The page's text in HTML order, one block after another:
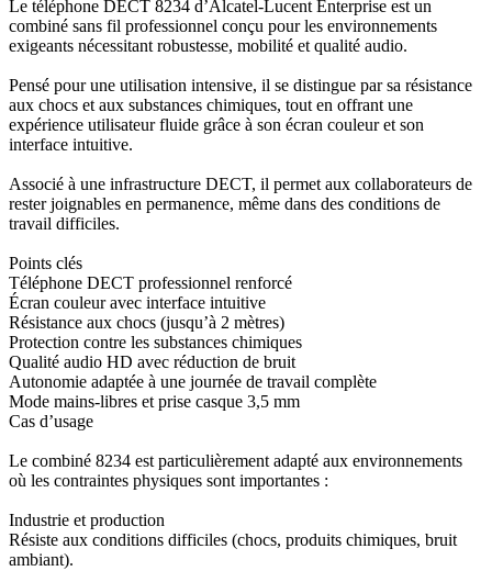
Le téléphone DECT 8234 d’Alcatel-Lucent Enterprise est un
combiné sans fil professionnel conçu pour les environnements
exigeants nécessitant robustesse, mobilité et qualité audio.
Pensé pour une utilisation intensive, il se distingue par sa résistance
aux chocs et aux substances chimiques, tout en offrant une
expérience utilisateur fluide grâce à son écran couleur et son
interface intuitive.
Associé à une infrastructure DECT, il permet aux collaborateurs de
rester joignables en permanence, même dans des conditions de
travail difficiles.
Points clés
Téléphone DECT professionnel renforcé
Écran couleur avec interface intuitive
Résistance aux chocs (jusqu’à 2 mètres)
Protection contre les substances chimiques
Qualité audio HD avec réduction de bruit
Autonomie adaptée à une journée de travail complète
Mode mains-libres et prise casque 3,5 mm
Cas d’usage
Le combiné 8234 est particulièrement adapté aux environnements
où les contraintes physiques sont importantes :
Industrie et production
Résiste aux conditions difficiles (chocs, produits chimiques, bruit
ambiant).